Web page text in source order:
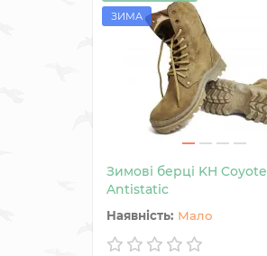
ЗИМА
Зимові берці KH Coyote
Antistatic
Мало